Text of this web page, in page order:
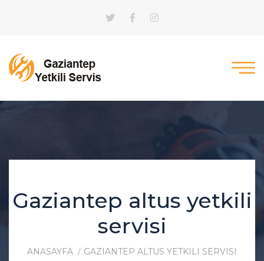
Gaziantep altus yetkili
servisi
ANASAYFA GAZIANTEP ALTUS YETKILI SERVISI